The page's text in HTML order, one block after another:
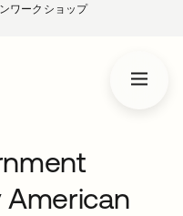
ワークショップ
American